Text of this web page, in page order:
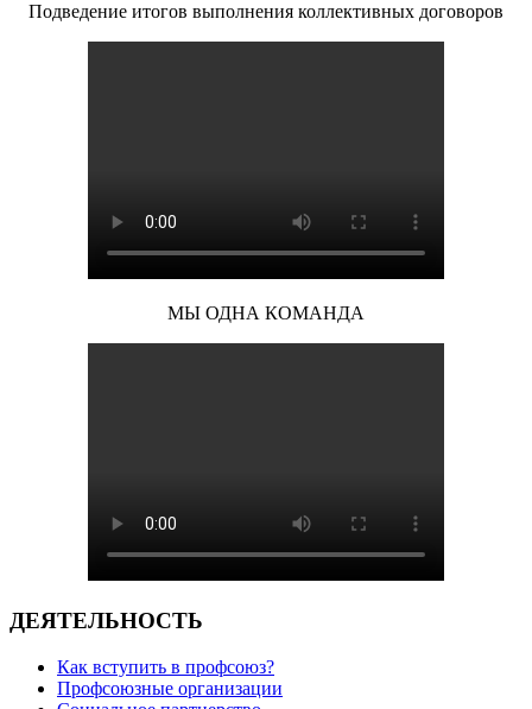
Подведение итогов выполнения коллективных договоров
МЫ ОДНА КОМАНДА
ДЕЯТЕЛЬНОСТЬ
Как вступить в профсоюз?
Профсоюзные организации